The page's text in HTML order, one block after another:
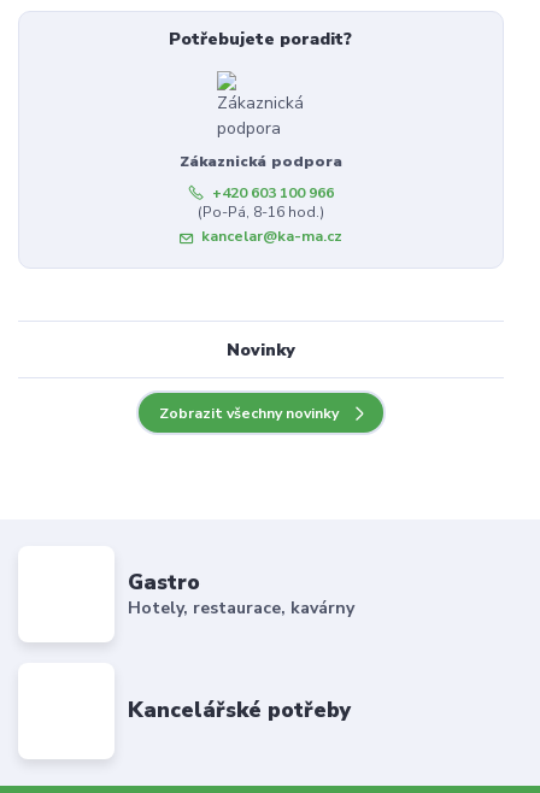
Potřebujete poradit?
Zákaznická podpora
+420 603 100 966
(Po-Pá, 8-16 hod.)
kancelar@ka-ma.cz
Novinky
Zobrazit všechny novinky
Gastro
Hotely, restaurace, kavárny
Kancelářské potřeby